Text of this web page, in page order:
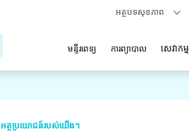
អត្ថបទសុខភាព
មន្ទីរពេទ្យ ការព្យាបាល សេវាកម្ម
អត្ថប្រយោជន៍របស់យើង។